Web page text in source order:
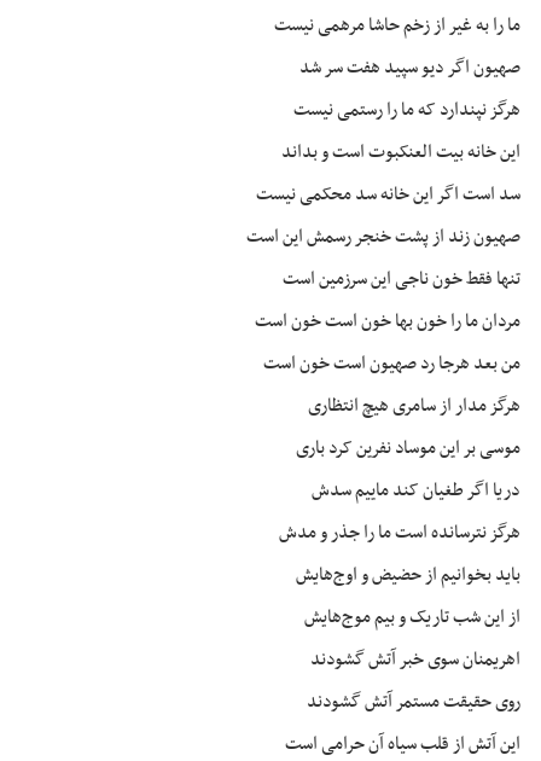
ما را به غیر از زخمحاشامرهمی نیست
صهیوناگر دیو سپید هفت سر شد
هرگز نپندارد که ما را رستمی نیست
این خانه بیتالعنکبوتاست و بداند
سد است اگر این خانه سد محکمی نیست
صهیونزند از پشت خنجر رسمش این است
تنها فقط خون ناجی این سرزمین است
مردان ما را خون بها خون است خون است
من بعدهرجاردصهیوناست خون است
هرگز مدار از سامری هیچ انتظاری
موسی بر این موساد نفرین کرد باری
دریا اگر طغیان کند ماییم سدش
هرگز نترسانده است ما راجذرومدش
باید بخوانیم ازحضیضو اوج‌هایش
از این شب تاریک و بیم موج‌هایش
اهریمنان سوی خبر آتش گشودند
روی حقیقت مستمر آتش گشودند
این آتش از قلب سیاه آن حرامی است